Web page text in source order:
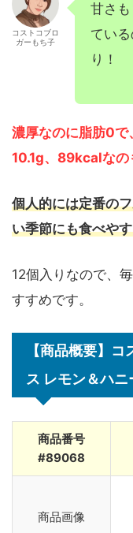
コストコブロ
ガーもち子
甘さ
てい
り！
濃厚なのに脂肪0で
10.1g、89kcalなの
個人的には定番の
い季節にも食べや
12個入りなので、
すすめです。
【商品概要】
ス レモン＆ハニ
商品番号
#89068
商品画像